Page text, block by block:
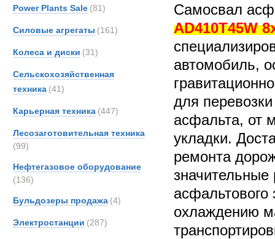
Power Plants Sale (81)
Силовые агрегаты (161)
Колеса и диски (31)
Сельскохозяйственная
техника (41)
Карьерная техника (447)
Лесозаготовительная техника
(99)
Нефтегазовое оборудование
(136)
Бульдозеры продажа (4)
Электростанции (287)
Самосвал
AD410T45W
автомобиль,
для
асфальта, от
укладки.
ремонта
значительные
асфальтового
охлаждению